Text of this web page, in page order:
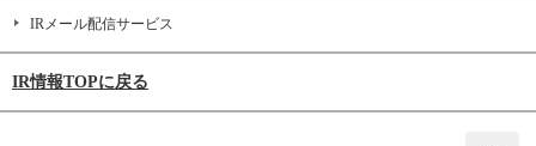
IRメール配信サービス
IR情報TOPに戻る